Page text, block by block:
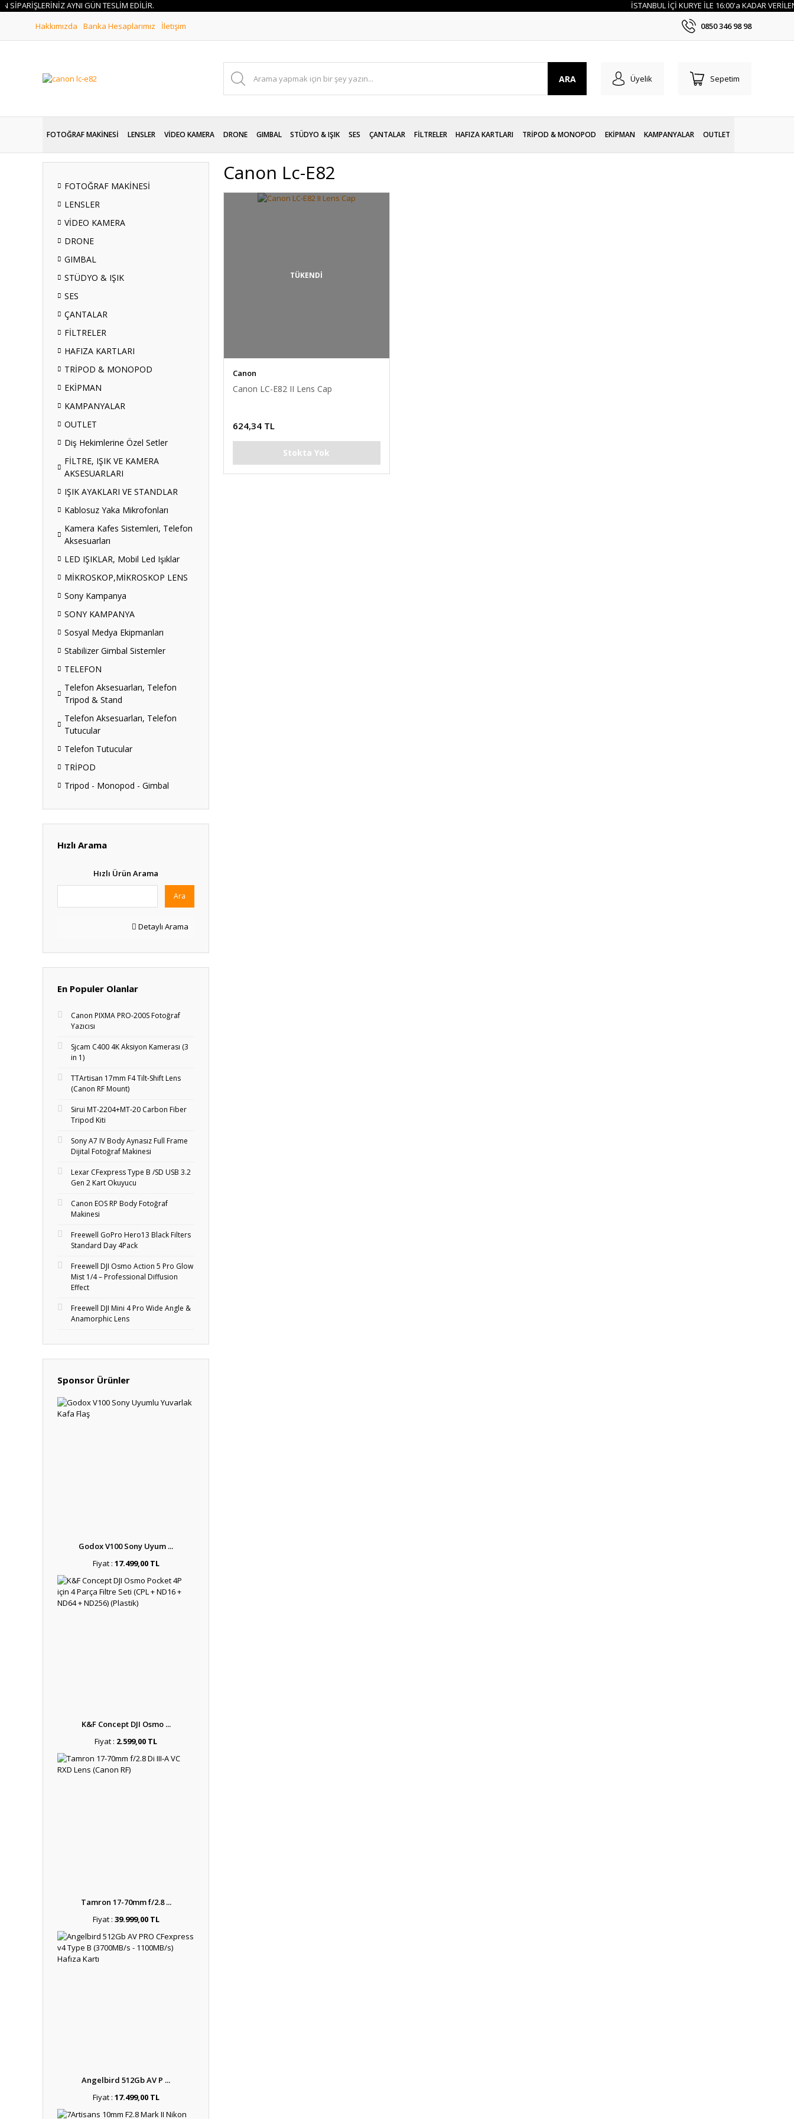
AYNI GÜN TESLİM EDİLİR.
İSTANBUL İÇİ KURYE İLE 16:00'a KADAR VERİLEN
Hakkımızda
Banka Hesaplarımız İletişim 0850 346 98 98
ARA Üyelik Sepetim
FOTOĞRAF MAKİNESİ LENSLER VİDEO KAMERA DRONE GIMBAL STÜDYO & IŞIK SES ÇANTALAR FİLTRELER HAFIZA KARTLARI TRİPOD & MONOPOD EKİPMAN KAMPANYALAR OUTLET
FOTOĞRAF MAKİNESİ
LENSLER
VİDEO KAMERA
DRONE
GIMBAL
STÜDYO & IŞIK
SES
ÇANTALAR
FİLTRELER
HAFIZA KARTLARI
TRİPOD & MONOPOD
EKİPMAN
KAMPANYALAR
OUTLET
Diş Hekimlerine Özel Setler
FİLTRE, IŞIK VE KAMERA
AKSESUARLARI
IŞIK AYAKLARI VE STANDLAR
Kablosuz Yaka Mikrofonları
Kamera Kafes Sistemleri, Telefon
Aksesuarları
LED IŞIKLAR, Mobil Led Işıklar
MİKROSKOP,MİKROSKOP LENS
Sony Kampanya
SONY KAMPANYA
Sosyal Medya Ekipmanları
Stabilizer Gimbal Sistemler
TELEFON
Telefon Aksesuarları, Telefon
Tripod & Stand
Telefon Aksesuarları, Telefon
Tutucular
Telefon Tutucular
TRİPOD
Tripod - Monopod - Gimbal
Hızlı Arama
Hızlı Ürün Arama
Ara
Detaylı Arama
En Populer Olanlar
Canon PIXMA PRO-200S Fotoğraf
Yazıcısı
Sjcam C400 4K Aksiyon Kamerası (3
in 1)
TTArtisan 17mm F4 Tilt-Shift Lens
(Canon RF Mount)
Sirui MT-2204+MT‑20 Carbon Fiber
Tripod Kiti
Sony A7 IV Body Aynasız Full Frame
Dijital Fotoğraf Makinesi
Lexar CFexpress Type B /SD USB 3.2
Gen 2 Kart Okuyucu
Canon EOS RP Body Fotoğraf
Makinesi
Freewell GoPro Hero13 Black Filters
Standard Day 4Pack
Freewell DJI Osmo Action 5 Pro Glow
Mist 1/4 – Professional Diffusion
Effect
Freewell DJI Mini 4 Pro Wide Angle &
Anamorphic Lens
Sponsor Ürünler
Godox V100 Sony Uyum ...
Fiyat : 17.499,00 TL
K&F Concept DJI Osmo ...
Fiyat : 2.599,00 TL
Tamron 17-70mm f/2.8 ...
Fiyat : 39.999,00 TL
Angelbird 512Gb AV P ...
Fiyat : 17.499,00 TL
Canon Lc-E82
TÜKENDİ
Canon
Canon LC-E82 II Lens Cap
624,34 TL
Stokta Yok